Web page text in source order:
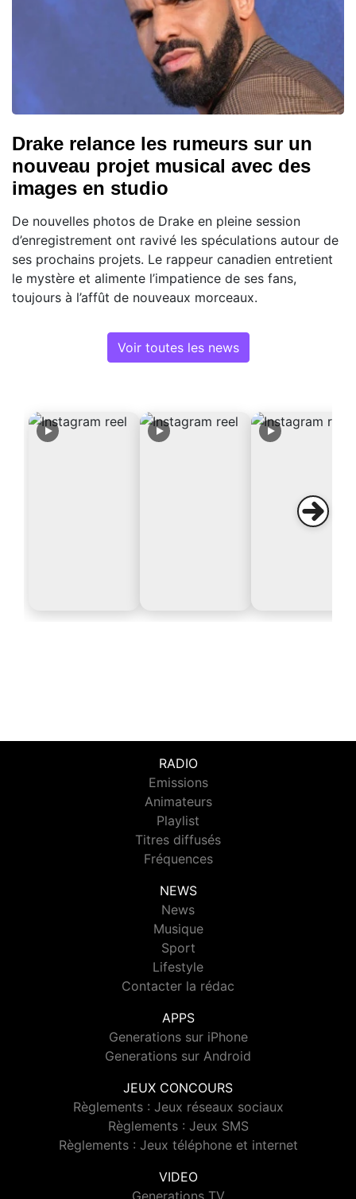
Drake relance les rumeurs sur un
nouveau projet musical avec des
images en studio
De nouvelles photos de Drake en pleine session
d’enregistrement ont ravivé les spéculations autour de
ses prochains projets. Le rappeur canadien entretient
le mystère et alimente l’impatience de ses fans,
toujours à l’affût de nouveaux morceaux.
Voir toutes les news
RADIO
Emissions
Animateurs
Playlist
Titres diffusés
Fréquences
NEWS
News
Musique
Sport
Lifestyle
Contacter la rédac
APPS
Generations sur iPhone
Generations sur Android
JEUX CONCOURS
Règlements : Jeux réseaux sociaux
Règlements : Jeux SMS
Règlements : Jeux téléphone et internet
VIDEO